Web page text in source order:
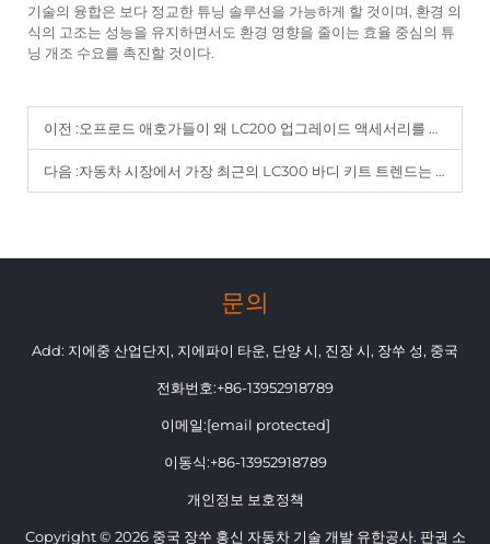
기술의 융합은 보다 정교한 튜닝 솔루션을 가능하게 할 것이며, 환경 의
식의 고조는 성능을 유지하면서도 환경 영향을 줄이는 효율 중심의 튜
닝 개조 수요를 촉진할 것이다.
이전 :오프로드 애호가들이 왜 LC200 업그레이드 액세서리를 선호하는가
다음 :자동차 시장에서 가장 최근의 LC300 바디 키트 트렌드는 무엇인가
문의
Add: 지에중 산업단지, 지에파이 타운, 단양 시, 진장 시, 장쑤 성, 중국
전화번호:+86-13952918789
이메일:[email protected]
이동식:+86-13952918789
개인정보 보호정책
Copyright © 2026 중국 장쑤 홍신 자동차 기술 개발 유한공사. 판권 소